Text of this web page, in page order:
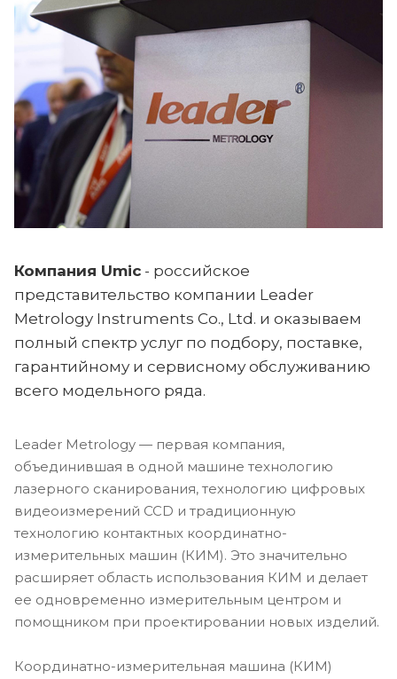
Компания Umic - российское
представительство компании Leader
Metrology Instruments Co., Ltd. и оказываем
полный спектр услуг по подбору, поставке,
гарантийному и сервисному обслуживанию
всего модельного ряда.
Leader Metrology — первая компания,
объединившая в одной машине технологию
лазерного сканирования, технологию цифровых
видеоизмерений CCD и традиционную
технологию контактных координатно-
измерительных машин (КИМ). Это значительно
расширяет область использования КИМ и делает
ее одновременно измерительным центром и
помощником при проектировании новых изделий.
Координатно-измерительная машина (КИМ)